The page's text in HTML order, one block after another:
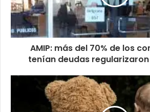
AMIP: más del 70% de los
tenían deudas